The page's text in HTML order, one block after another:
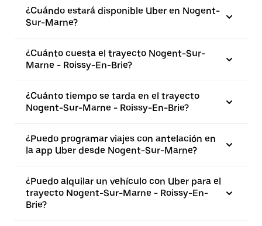
¿Cuándo estará disponible Uber en Nogent-
Sur-Marne?
¿Cuánto cuesta el trayecto Nogent-Sur-
Marne - Roissy-En-Brie?
¿Cuánto tiempo se tarda en el trayecto
Nogent-Sur-Marne - Roissy-En-Brie?
¿Puedo programar viajes con antelación en
la app Uber desde Nogent-Sur-Marne?
¿Puedo alquilar un vehículo con Uber para el
trayecto Nogent-Sur-Marne - Roissy-En-
Brie?